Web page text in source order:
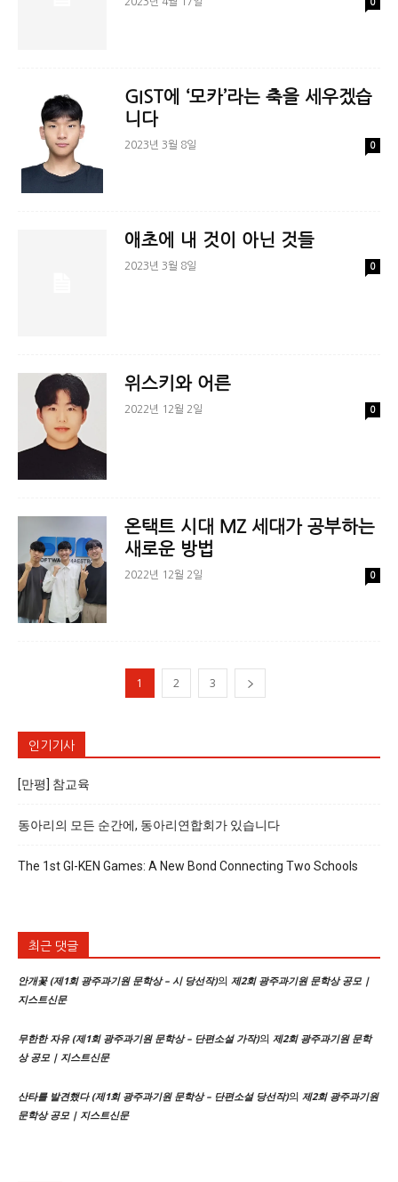
0
GIST에 ‘모카’라는 축을 세우겠습
니다
2023년 3월 8일 0
애초에 내 것이 아닌 것들
2023년 3월 8일 0
위스키와 어른
2022년 12월 2일 0
온택트 시대 MZ 세대가 공부하는
새로운 방법
2022년 12월 2일 0
1 2 3
인기기사
[만평] 참교육
동아리의 모든 순간에, 동아리연합회가 있습니다
The 1st GI-KEN Games: A New Bond Connecting Two Schools
최근 댓글
안개꽃 (제1회 광주과기원 문학상 – 시 당선작)의 제2회 광주과기원 문학상 공모 |
지스트신문
무한한 자유 (제1회 광주과기원 문학상 – 단편소설 가작)의 제2회 광주과기원 문학
상 공모 | 지스트신문
산타를 발견했다 (제1회 광주과기원 문학상 – 단편소설 당선작)의 제2회 광주과기원
문학상 공모 | 지스트신문